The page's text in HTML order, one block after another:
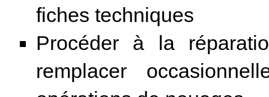
fiches techniques
Procéder à la
remplacer